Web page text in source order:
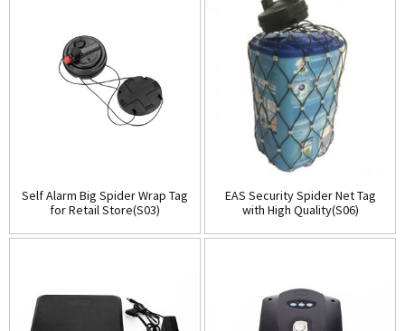
Self Alarm Big Spider Wrap Tag
for Retail Store(S03)
EAS Security Spider Net Tag
with High Quality(S06)